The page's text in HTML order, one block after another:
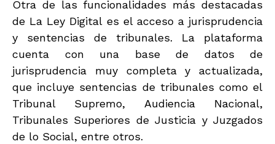
Otra de las funcionalidades más destacadas
de La Ley Digital es el acceso a jurisprudencia
y sentencias de tribunales. La plataforma
cuenta con una base de datos de
jurisprudencia muy completa y actualizada,
que incluye sentencias de tribunales como el
Tribunal Supremo, Audiencia Nacional,
Tribunales Superiores de Justicia y Juzgados
de lo Social, entre otros.